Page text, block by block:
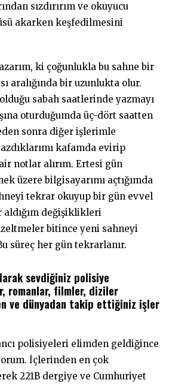
sızdırırım ve okuyucu
akarken keşfedilmesini
ki çoğunlukla bu sahne bir
aralığında bir uzunlukta olur.
sabah saatlerinde yazmayı
oturduğumda üç-dört saatten
sonra diğer işlerimle
kafamda evirip
notlar alırım. Ertesi gün
üzere bilgisayarımı açtığımda
tekrar okuyup bir gün evvel
değişiklikleri
bitince yeni sahneyi
süreç her gün tekrarlanır.
sevdiğiniz polisiye
romanlar, filmler, diziler
ve dünyadan takip ettiğiniz işler
polisiyeleri elimden geldiğince
İçlerinden en çok
221B dergiye ve Cumhuriyet